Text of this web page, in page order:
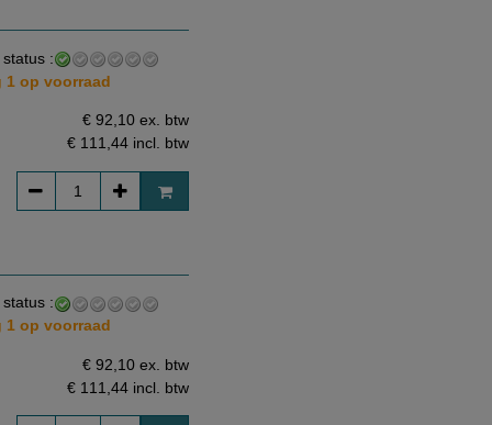
:
1 op voorraad
€ 92,10 ex. btw
€ 111,44incl. btw
:
1 op voorraad
€ 92,10 ex. btw
€ 111,44incl. btw